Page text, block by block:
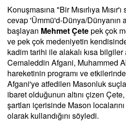
Konuşmasına "Bir Mısırlıya
cevap 'Ümmü'd-Dünya/Dünyanın
başlayan Mehmet Çetepek çok
ve pek çok medeniyetin
kadim tarihi ile alakalı kısa bilgiler
Cemaleddin Afgani, Muhammed
hareketinin programı ve
Afgani'ye atfedilen Masonluk
ibaret olduğunun altını çizen
şartları içerisinde Mason
olarak kullandığını söyledi.